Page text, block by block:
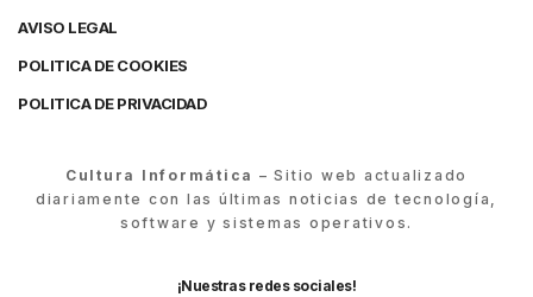
AVISO LEGAL
POLITICA DE COOKIES
POLITICA DE PRIVACIDAD
Cultura Informática – Sitio web actualizado
diariamente con las últimas noticias de tecnología,
software y sistemas operativos.
¡Nuestras redes sociales!